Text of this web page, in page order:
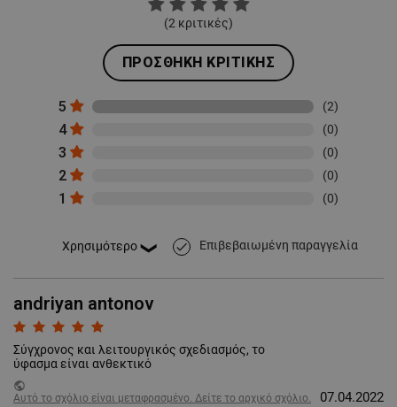
(2 κριτικές)
ΠΡΟΣΘΉΚΗ ΚΡΙΤΙΚΉΣ
5 (2)
4 (0)
3 (0)
2 (0)
1 (0)
done Επιβεβαιωμένη παραγγελία
andriyan antonov
Σύγχρονος και λειτουργικός σχεδιασμός, το
ύφασμα είναι ανθεκτικό
public
Αυτό το σχόλιο είναι μεταφρασμένο. Δείτε το αρχικό σχόλιο.
07.04.2022